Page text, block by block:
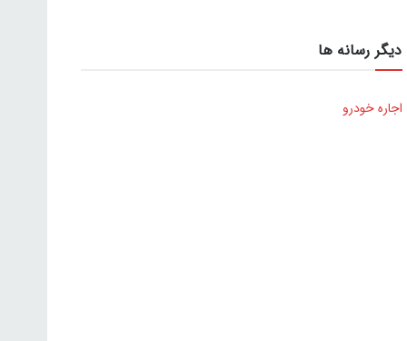
دیگر رسانه ها
اجاره خودرو